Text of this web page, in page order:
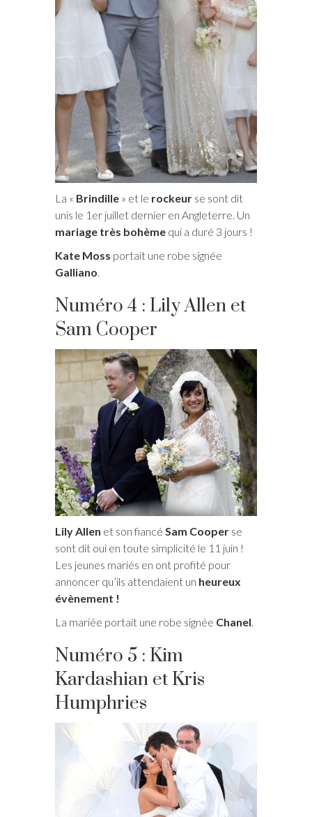
La « Brindille » et le rockeur se sont dit
unis le 1er juillet dernier en Angleterre. Un
mariage très bohème qui a duré 3 jours !
Kate Moss portait une robe signée
Galliano.
Numéro 4 : Lily Allen et
Sam Cooper
Lily Allen et son fiancé Sam Cooper se
sont dit oui en toute simplicité le 11 juin !
Les jeunes mariés en ont profité pour
annoncer qu’ils attendaient un heureux
évènement !
La mariée portait une robe signée Chanel.
Numéro 5 : Kim
Kardashian et Kris
Humphries